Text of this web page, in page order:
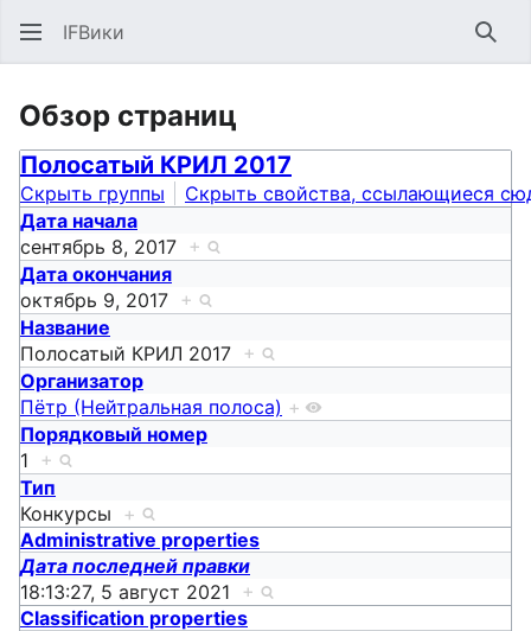
IFВики
Обзор страниц
Полосатый КРИЛ 2017
Скрыть группы
Скрыть свойства, ссылающиеся
Дата начала
сентябрь 8, 2017 +
Дата окончания
октябрь 9, 2017 +
Название
Полосатый КРИЛ 2017 +
Организатор
Пётр (Нейтральная полоса) +
Порядковый номер
1 +
Тип
Конкурсы +
Administrative properties
Дата последней правки
18:13:27, 5 август 2021 +
Classification properties